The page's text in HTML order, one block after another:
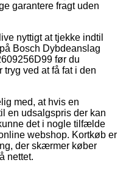
garantere fragt uden
nyttigt at tjekke indtil
Bosch Dybdeanslag
før du
ved at få fat i den
med, at hvis en
en udsalgspris der kan
det i nogle tilfælde
webshop. Kortkøb er
der skærmer køber
nettet.